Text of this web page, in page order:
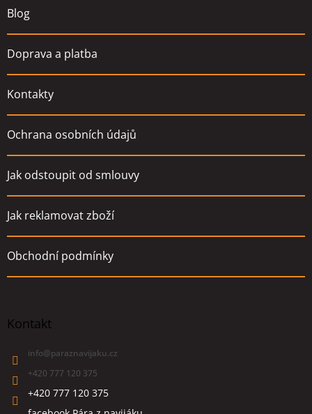
Blog
Doprava a platba
Kontakty
Ochrana osobních údajů
Jak odstoupit od smlouvy
Jak reklamovat zboží
Obchodní podmínky
Kontakt
info@paraznavijaku.cz
+420 777 120 375
+420 777 120 375